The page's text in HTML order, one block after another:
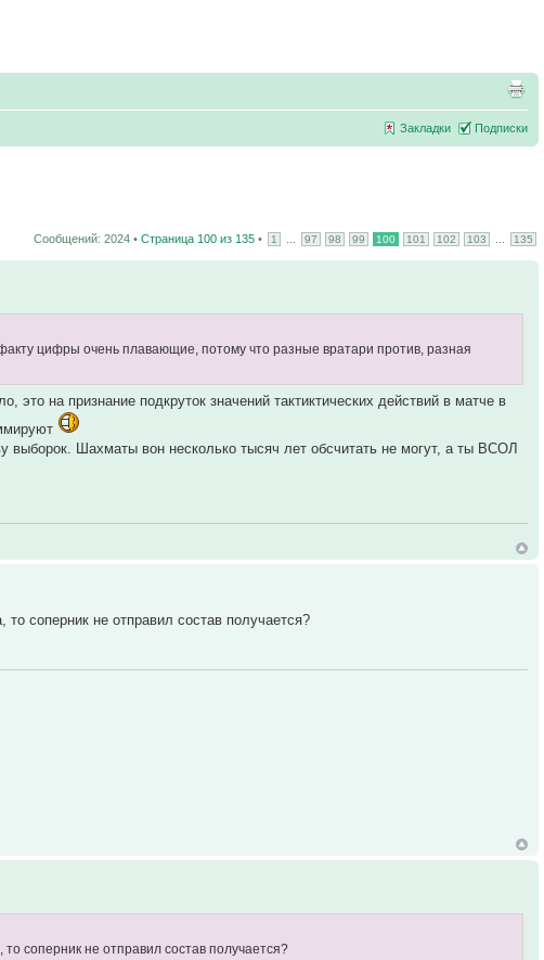
Закладки Подписки
Сообщений: 2024 • Страница 100 из 135 • 1 97 98 99 100 101 102 103 135
цифры очень плавающие, потому что разные вратари против, разная
на признание подкруток значений тактиктических действий в матче в
Шахматы вон несколько тысяч лет обсчитать не могут, а ты ВСОЛ
соперник не отправил состав получается?
соперник не отправил состав получается?